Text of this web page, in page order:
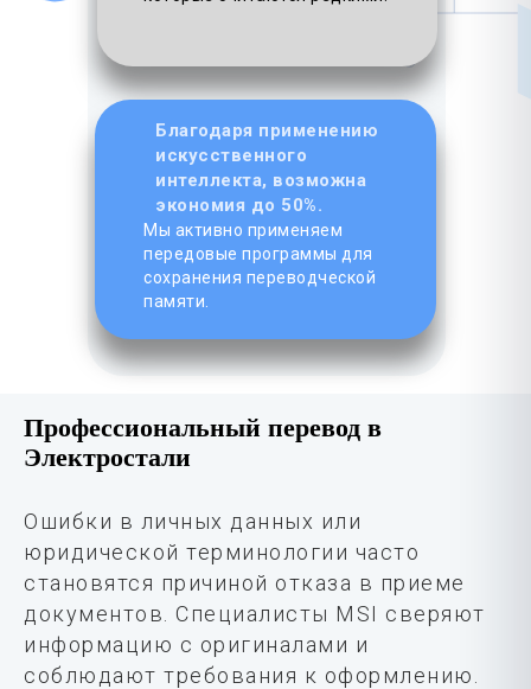
Благодаря применению
искусственного
интеллекта, возможна
экономия до 50%.
Мы активно применяем
передовые программы для
сохранения переводческой
памяти.
Профессиональный перевод в
Электростали
Ошибки в личных данных или
юридической терминологии часто
становятся причиной отказа в приеме
документов. Специалисты MSI сверяют
информацию с оригиналами и
соблюдают требования к оформлению.